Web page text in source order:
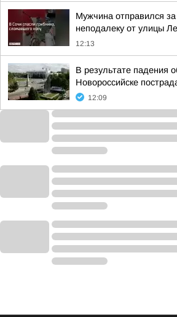
Мужчина отправился
неподалеку от улицы
12:13
В результате падения
Новороссийске
12:09